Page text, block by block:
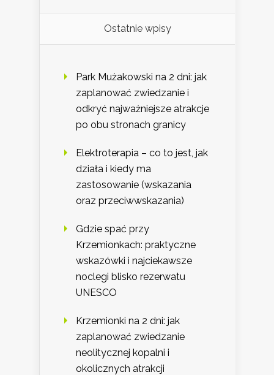
Ostatnie wpisy
Park Mużakowski na 2 dni: jak
zaplanować zwiedzanie i
odkryć najważniejsze atrakcje
po obu stronach granicy
Elektroterapia – co to jest, jak
działa i kiedy ma
zastosowanie (wskazania
oraz przeciwwskazania)
Gdzie spać przy
Krzemionkach: praktyczne
wskazówki i najciekawsze
noclegi blisko rezerwatu
UNESCO
Krzemionki na 2 dni: jak
zaplanować zwiedzanie
neolitycznej kopalni i
okolicznych atrakcji